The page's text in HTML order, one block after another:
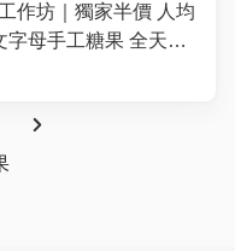
作坊｜獨家半價 人均
母手工糖果 全天然